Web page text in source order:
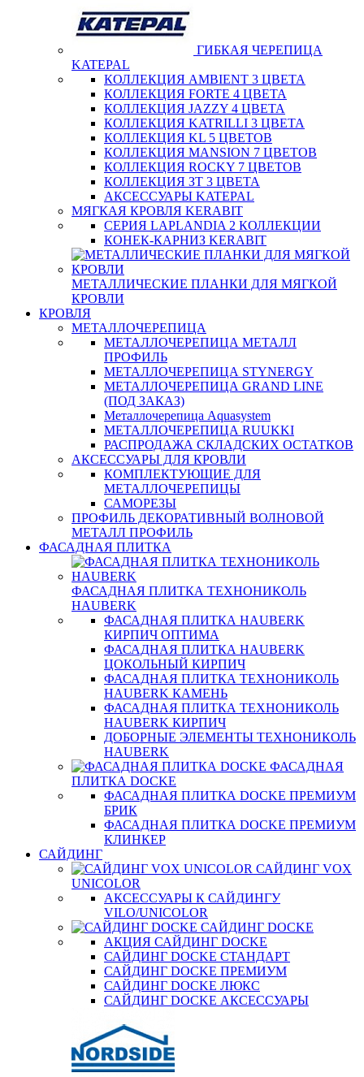
ГИБКАЯ ЧЕРЕПИЦА
KATEPAL
КОЛЛЕКЦИЯ AMBIENT 3 ЦВЕТА
КОЛЛЕКЦИЯ FORTE 4 ЦВЕТА
КОЛЛЕКЦИЯ JAZZY 4 ЦВЕТА
КОЛЛЕКЦИЯ KATRILLI 3 ЦВЕТА
КОЛЛЕКЦИЯ KL 5 ЦВЕТОВ
КОЛЛЕКЦИЯ MANSION 7 ЦВЕТОВ
КОЛЛЕКЦИЯ ROCKY 7 ЦВЕТОВ
КОЛЛЕКЦИЯ ЗТ 3 ЦВЕТА
АКСЕССУАРЫ KATEPAL
МЯГКАЯ КРОВЛЯ KERABIT
СЕРИЯ LAPLANDIA 2 КОЛЛЕКЦИИ
КОНЕК-КАРНИЗ KERABIT
МЕТАЛЛИЧЕСКИЕ ПЛАНКИ ДЛЯ МЯГКОЙ
КРОВЛИ
КРОВЛЯ
МЕТАЛЛОЧЕРЕПИЦА
МЕТАЛЛОЧЕРЕПИЦА МЕТАЛЛ
ПРОФИЛЬ
МЕТАЛЛОЧЕРЕПИЦА STYNERGY
МЕТАЛЛОЧЕРЕПИЦА GRAND LINE
(ПОД ЗАКАЗ)
Металлочерепица Aquasystem
МЕТАЛЛОЧЕРЕПИЦА RUUKKI
РАСПРОДАЖА СКЛАДСКИХ ОСТАТКОВ
АКСЕССУАРЫ ДЛЯ КРОВЛИ
КОМПЛЕКТУЮЩИЕ ДЛЯ
МЕТАЛЛОЧЕРЕПИЦЫ
САМОРЕЗЫ
ПРОФИЛЬ ДЕКОРАТИВНЫЙ ВОЛНОВОЙ
МЕТАЛЛ ПРОФИЛЬ
ФАСАДНАЯ ПЛИТКА
ФАСАДНАЯ ПЛИТКА ТЕХНОНИКОЛЬ
HAUBERK
ФАСАДНАЯ ПЛИТКА HAUBERK
КИРПИЧ ОПТИМА
ФАСАДНАЯ ПЛИТКА HAUBERK
ЦОКОЛЬНЫЙ КИРПИЧ
ФАСАДНАЯ ПЛИТКА ТЕХНОНИКОЛЬ
HAUBERK КАМЕНЬ
ФАСАДНАЯ ПЛИТКА ТЕХНОНИКОЛЬ
HAUBERK КИРПИЧ
ДОБОРНЫЕ ЭЛЕМЕНТЫ ТЕХНОНИКОЛЬ
HAUBERK
ФАСАДНАЯ
ПЛИТКА DOCKE
ФАСАДНАЯ ПЛИТКА DOCKE ПРЕМИУМ
БРИК
ФАСАДНАЯ ПЛИТКА DOCKE ПРЕМИУМ
КЛИНКЕР
САЙДИНГ
САЙДИНГ VOX
UNICOLOR
АКСЕССУАРЫ К САЙДИНГУ
VILO/UNICOLOR
САЙДИНГ DOCKE
АКЦИЯ САЙДИНГ DOCKE
САЙДИНГ DOCKE СТАНДАРТ
САЙДИНГ DOCKE ПРЕМИУМ
САЙДИНГ DOCKE ЛЮКС
САЙДИНГ DOCKE АКСЕССУАРЫ